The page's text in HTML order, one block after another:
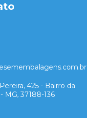
425 - Bairro da
MG, 37188-136